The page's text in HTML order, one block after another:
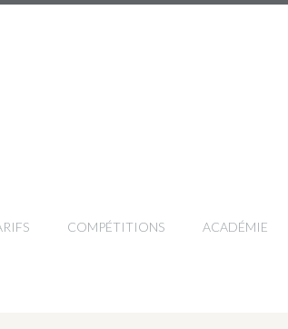
COMPÉTITIONS ACADÉMIE